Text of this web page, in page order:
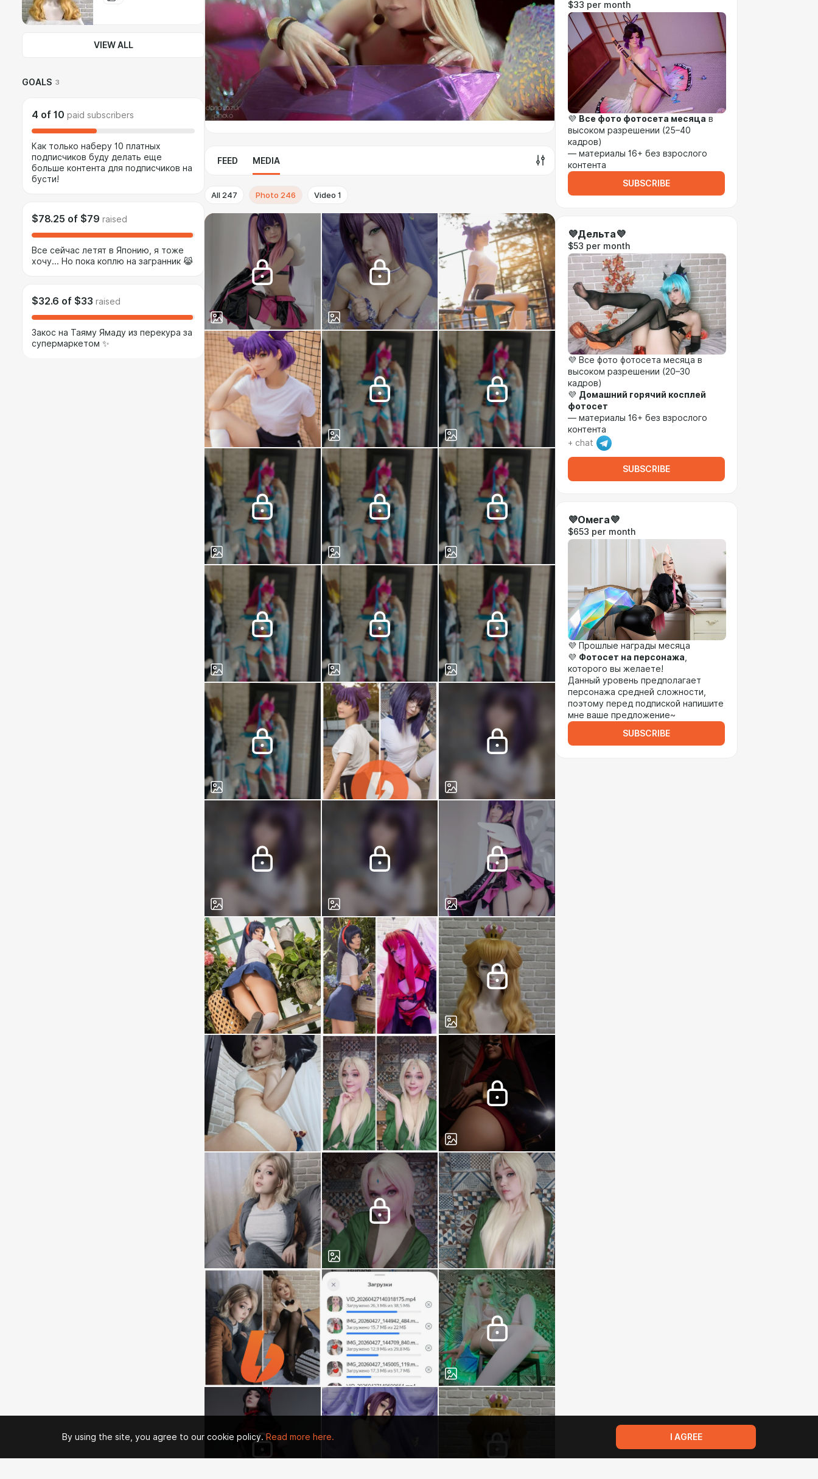
VIEW ALL
GOALS 3
4 of 10 paid subscribers
Как только наберу 10 платных
подписчиков буду делать еще
больше контента для подписчиков на
бусти!
$78.25 of $79 raised
Все сейчас летят в Японию, я тоже
хочу... Но пока коплю на загранник 😹
$32.6 of $33 raised
Закос на Таяму Ямаду из перекура за
супермаркетом ✨
FEED MEDIA
All247 Photo 246 Video 1
$33 per month
💜 Все фото фотосета месяца в
высоком разрешении (25–40
кадров)
— материалы 16+ без взрослого
контента
SUBSCRIBE
💜Дельта💜
$53 per month
💜 Все фото фотосета месяца в
высоком разрешении (20–30
кадров)
💜 Домашний горячий косплей
фотосет
— материалы 16+ без взрослого
контента
+ chat
SUBSCRIBE
💜Омега💜
$653 per month
💜 Прошлые награды месяца
💜 Фотосет на персонажа
которого вы желаете!
Данный уровень предполагает
персонажа средней сложности,
поэтому перед подпиской напишите
мне ваше предложение~
SUBSCRIBE
By using the site, you agree to our cookie policy. Read more here. I AGREE